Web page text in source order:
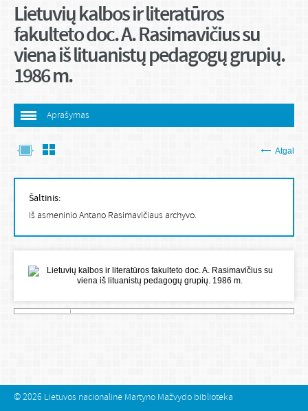
Lietuvių kalbos ir literatūros
fakulteto doc. A. Rasimavičius su
viena iš lituanistų pedagogų grupių.
1986 m.
Aprašymas
Atgal
Šaltinis:
Iš asmeninio Antano Rasimavičiaus archyvo.
© 2026 Lietuvos nacionalinė Martyno Mažvydo biblioteka